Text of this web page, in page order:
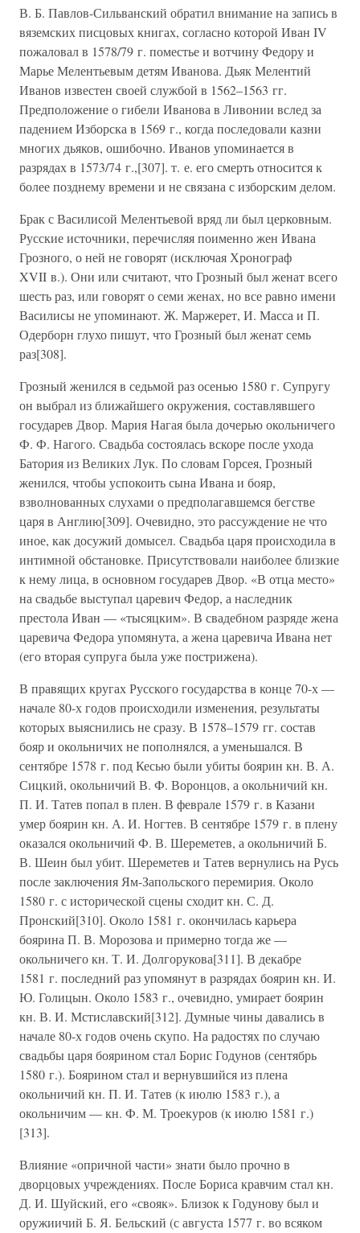
В. Б. Павлов-Сильванский обратил внимание на запись в
вяземских писцовых книгах, согласно которой Иван IV
пожаловал в 1578/79 г. поместье и вотчину Федору и
Марье Мелентьевым детям Иванова. Дьяк Мелентий
Иванов известен своей службой в 1562–1563 гг.
Предположение о гибели Иванова в Ливонии вслед за
падением Изборска в 1569 г., когда последовали казни
многих дьяков, ошибочно. Иванов упоминается в
разрядах в 1573/74 г.,[307]. т. е. его смерть относится к
более позднему времени и не связана с изборским делом.
Брак с Василисой Мелентьевой вряд ли был церковным.
Русские источники, перечисляя поименно жен Ивана
Грозного, о ней не говорят (исключая Хронограф
XVII в.). Они или считают, что Грозный был женат всего
шесть раз, или говорят о семи женах, но все равно имени
Василисы не упоминают. Ж. Маржерет, И. Масса и П.
Одерборн глухо пишут, что Грозный был женат семь
раз[308].
Грозный женился в седьмой раз осенью 1580 г. Супругу
он выбрал из ближайшего окружения, составлявшего
государев Двор. Мария Нагая была дочерью окольничего
Ф. Ф. Нагого. Свадьба состоялась вскоре после ухода
Батория из Великих Лук. По словам Горсея, Грозный
женился, чтобы успокоить сына Ивана и бояр,
взволнованных слухами о предполагавшемся бегстве
царя в Англию[309]. Очевидно, это рассуждение не что
иное, как досужий домысел. Свадьба царя происходила в
интимной обстановке. Присутствовали наиболее близкие
к нему лица, в основном государев Двор. «В отца место»
на свадьбе выступал царевич Федор, а наследник
престола Иван — «тысяцким». В свадебном разряде жена
царевича Федора упомянута, а жена царевича Ивана нет
(его вторая супруга была уже пострижена).
В правящих кругах Русского государства в конце 70-х —
начале 80-х годов происходили изменения, результаты
которых выяснились не сразу. В 1578–1579 гг. состав
бояр и окольничих не пополнялся, а уменьшался. В
сентябре 1578 г. под Кесью были убиты боярин кн. В. А.
Сицкий, окольничий В. Ф. Воронцов, а окольничий кн.
П. И. Татев попал в плен. В феврале 1579 г. в Казани
умер боярин кн. А. И. Ногтев. В сентябре 1579 г. в плену
оказался окольничий Ф. В. Шереметев, а окольничий Б.
В. Шеин был убит. Шереметев и Татев вернулись на Русь
после заключения Ям-Запольского перемирия. Около
1580 г. с исторической сцены сходит кн. С. Д.
Пронский[310]. Около 1581 г. окончилась карьера
боярина П. В. Морозова и примерно тогда же —
окольничего кн. Т. И. Долгорукова[311]. В декабре
1581 г. последний раз упомянут в разрядах боярин кн. И.
Ю. Голицын. Около 1583 г., очевидно, умирает боярин
кн. В. И. Мстиславский[312]. Думные чины давались в
начале 80-х годов очень скупо. На радостях по случаю
свадьбы царя боярином стал Борис Годунов (сентябрь
1580 г.). Боярином стал и вернувшийся из плена
окольничий кн. П. И. Татев (к июлю 1583 г.), а
окольничим — кн. Ф. М. Троекуров (к июлю 1581 г.)
[313].
Влияние «опричной части» знати было прочно в
дворцовых учреждениях. После Бориса кравчим стал кн.
Д. И. Шуйский, его «свояк». Близок к Годунову был и
оружиичий Б. Я. Бельский (с августа 1577 г. во всяком